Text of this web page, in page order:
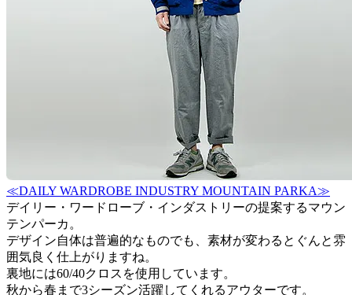
≪DAILY WARDROBE INDUSTRY MOUNTAIN PARKA≫
デイリー・ワードローブ・インダストリーの提案するマウン
テンパーカ。
デザイン自体は普遍的なものでも、素材が変わるとぐんと雰
囲気良く仕上がりますね。
裏地には60/40クロスを使用しています。
秋から春まで3シーズン活躍してくれるアウターです。